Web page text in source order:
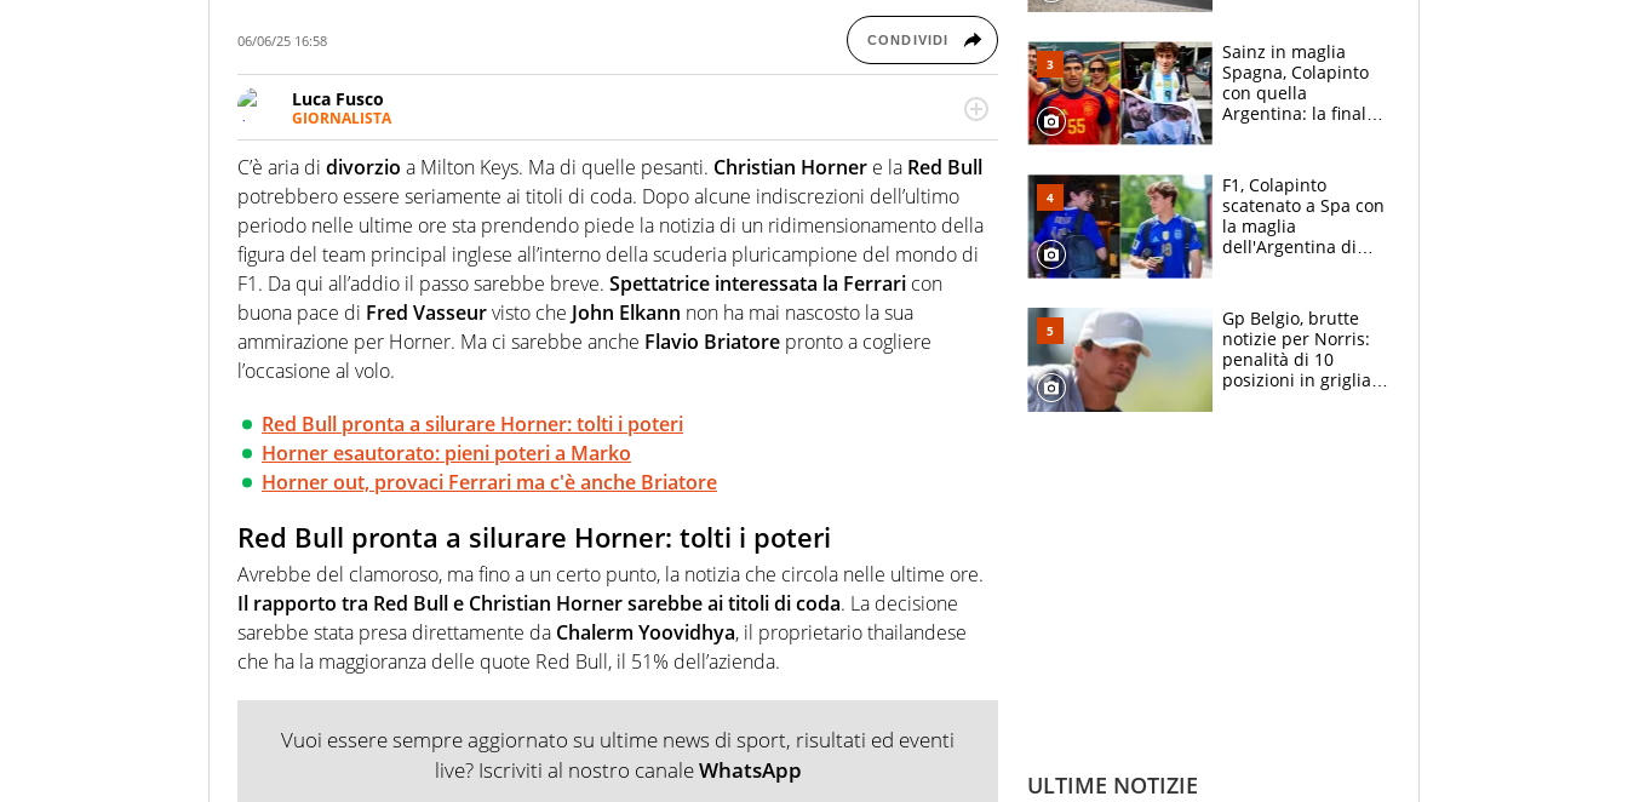
06/06/25 16:58 CONDIVIDI
Luca Fusco
GIORNALISTA
Giornalista multimediale. Quando si accendono i motori, lui sgasa, impenna, derapa. E
spesso e volentieri finisce sul podio
C’è aria di divorzio a Milton Keys. Ma di quelle pesanti. Christian Horner e la Red Bull
potrebbero essere seriamente ai titoli di coda. Dopo alcune indiscrezioni dell’ultimo
periodo nelle ultime ore sta prendendo piede la notizia di un ridimensionamento della
figura del team principal inglese all’interno della scuderia pluricampione del mondo di
F1. Da qui all’addio il passo sarebbe breve. Spettatrice interessata la Ferrari con
buona pace di Fred Vasseurvisto che John Elkann non ha mai nascosto la sua
ammirazione per Horner. Ma ci sarebbe anche Flavio Briatore pronto a cogliere
l’occasione al volo.
Red Bull pronta a silurare Horner: tolti i poteri
Horner esautorato: pieni poteri a Marko
Horner out, provaci Ferrari ma c'è anche Briatore
Red Bull pronta a silurare Horner: tolti i poteri
Avrebbe del clamoroso, ma fino a un certo punto, la notizia che circola nelle ultime ore.
Il rapporto tra Red Bull e Christian Horner sarebbe ai titoli di coda. La decisione
sarebbe stata presa direttamente da Chalerm Yoovidhya, il proprietario thailandese
che ha la maggioranza delle quote Red Bull, il 51% dell’azienda.
Vuoi essere sempre aggiornato su ultime news di sport, risultati ed eventi
live? Iscriviti al nostro canaleWhatsApp
Sainz in maglia
Spagna, Colapinto
con quella
Argentina: la finale
vede l'ora
F1, Colapinto
scatenato a Spa con
la maglia
dell'Argentina di
le parolacce"
Gp Belgio, brutte
notizie per Norris:
penalità di 10
posizioni in griglia,
ULTIME NOTIZIE